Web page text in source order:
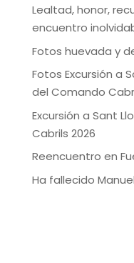
Lealtad, honor,
encuentro
Fotos huevada y
Fotos Excursión a
del Comando
Excursión a Sant
Cabrils 2026
Reencuentro en
Ha fallecido